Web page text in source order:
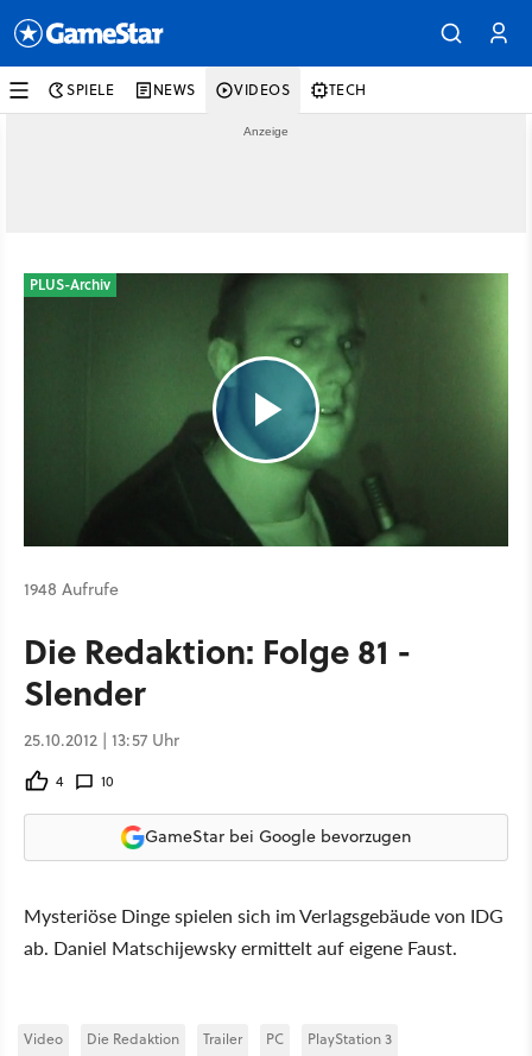
SPIELE NEWS VIDEOS TECH
PLUS-Archiv
1948 Aufrufe
Die Redaktion: Folge 81 -
Slender
25.10.2012 | 13:57 Uhr
4 10
GameStar bei Google bevorzugen
Mysteriöse Dinge spielen sich im Verlagsgebäude von IDG
ab. Daniel Matschijewsky ermittelt auf eigene Faust.
Video Die Redaktion Trailer PC
PlayStation 3